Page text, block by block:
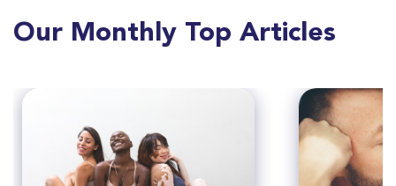
Our Monthly Top Articles